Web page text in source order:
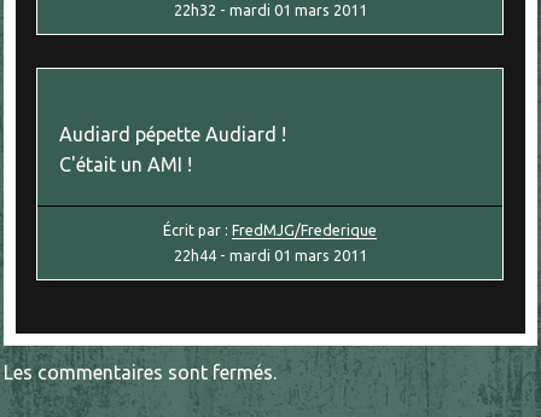
22h32 - mardi 01 mars 2011
Audiard pépette Audiard !
C'était un AMI !
Écrit par :FredMJG/Frederique
22h44- mardi 01 mars 2011
Les commentaires sont fermés.